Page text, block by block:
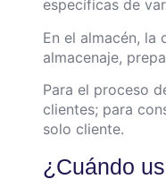
específicas de
En el almacén,
almacenaje,
Para el proceso
clientes; para
solo cliente.
¿Cuándo